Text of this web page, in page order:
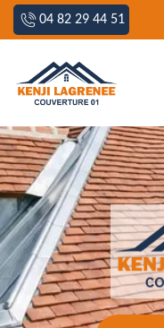
04 82 29 44 51